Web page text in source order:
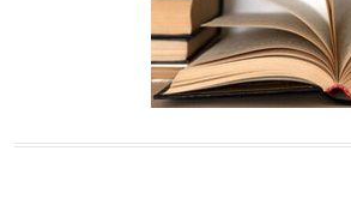
وهو أحمر أو شديد الحمرة وهو
بكبر الحجم ويسمى الش
كلمة فرنسية اللفظ تم اعتمادها مصطلحاً